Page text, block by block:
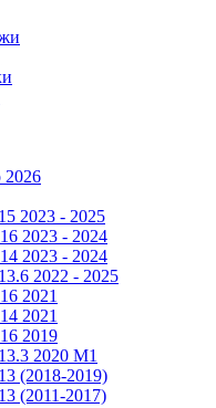
2026
2023 - 2025
2023 - 2024
2023 - 2024
2022 - 2025
2021
2021
2019
2020 M1
(2018-2019)
(2011-2017)